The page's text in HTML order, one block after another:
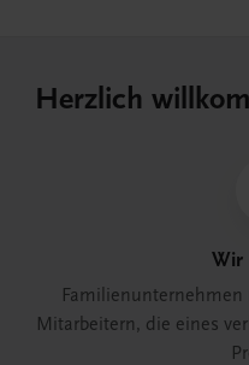
Herzlich
Wir
Mitarbeitern, die eines